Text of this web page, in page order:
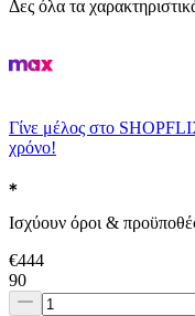
Δες όλα τα
Γίνε μέλος στο
χρόνο!
Ισχύουν όροι &
€444
90